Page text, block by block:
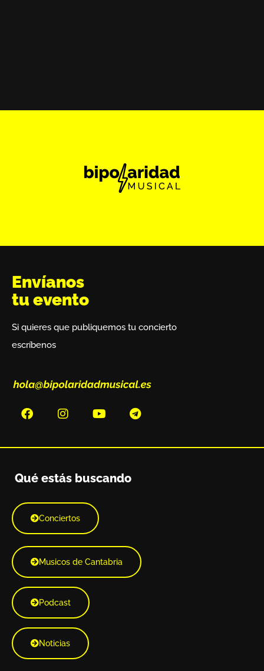
Envíanos
tu evento
Si quieres que publiquemos tu concierto
escríbenos
Qué estás buscando
Conciertos
Musicos de Cantabria
Podcast
Noticias